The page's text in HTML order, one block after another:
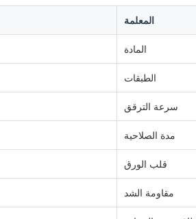
المعلمة
المادة
الطبقات
سرعة الترقق
مدة الصلاحية
قلب الورق
مقاومة الشد